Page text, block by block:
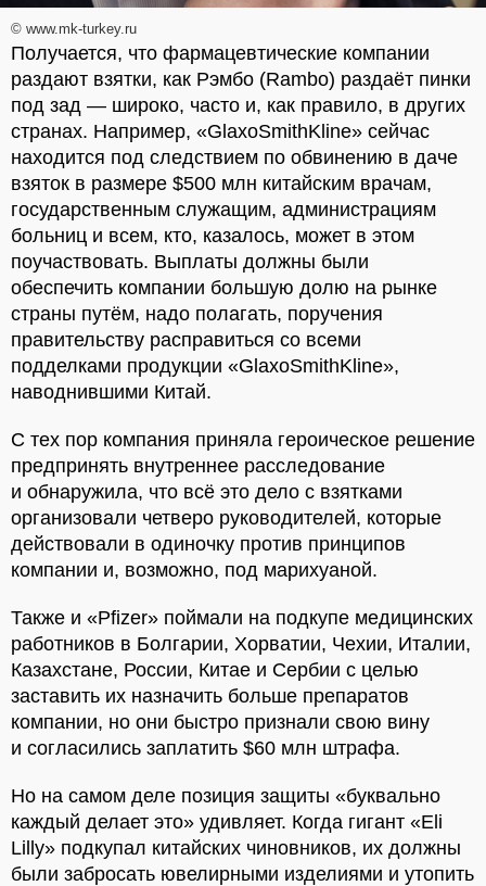
© www.mk-turkey.ru
Получается, что фармацевтические компании
раздают взятки, как Рэмбо (Rambo) раздаёт пинки
под зад — широко, часто и, как правило, в других
странах. Например, «GlaxoSmithKline» сейчас
находится под следствием по обвинению в даче
взяток в размере $500 млн китайским врачам,
государственным служащим, администрациям
больниц и всем, кто, казалось, может в этом
поучаствовать. Выплаты должны были
обеспечить компании большую долю на рынке
страны путём, надо полагать, поручения
правительству расправиться со всеми
подделками продукции «GlaxoSmithKline»,
наводнившими Китай.
С тех пор компания приняла героическое решение
предпринять внутреннее расследование
и обнаружила, что всё это дело с взятками
организовали четверо руководителей, которые
действовали в одиночку против принципов
компании и, возможно, под марихуаной.
Также и «Pfizer» поймали на подкупе медицинских
работников в Болгарии, Хорватии, Чехии, Италии,
Казахстане, России, Китае и Сербии с целью
заставить их назначить больше препаратов
компании, но они быстро признали свою вину
и согласились заплатить $60 млн штрафа.
Но на самом деле позиция защиты «буквально
каждый делает это» удивляет. Когда гигант «Eli
Lilly» подкупал китайских чиновников, их должны
были забросать ювелирными изделиями и утопить